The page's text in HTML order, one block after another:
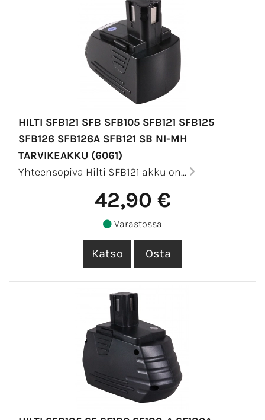
HILTI SFB121 SFB SFB105 SFB121 SFB125
SFB126 SFB126A SFB121 SB NI-MH
TARVIKEAKKU (6061)
Yhteensopiva Hilti SFB121 akku on...
42,90 €
Varastossa